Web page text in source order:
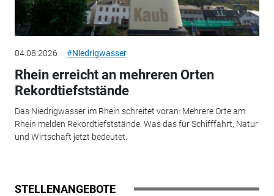
04.08.2026 #Niedrigwasser
Rhein erreicht an mehreren Orten
Rekordtiefststände
Das Niedrigwasser im Rhein schreitet voran: Mehrere Orte am
Rhein melden Rekordtiefststände. Was das für Schifffahrt, Natur
und Wirtschaft jetzt bedeutet.
STELLENANGEBOTE